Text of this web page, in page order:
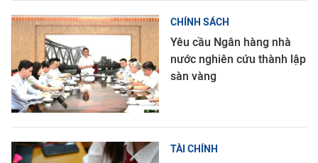
CHÍNH SÁCH
Yêu cầu Ngân hàng nhà
nước nghiên cứu thành lập
sàn vàng
TÀI CHÍNH